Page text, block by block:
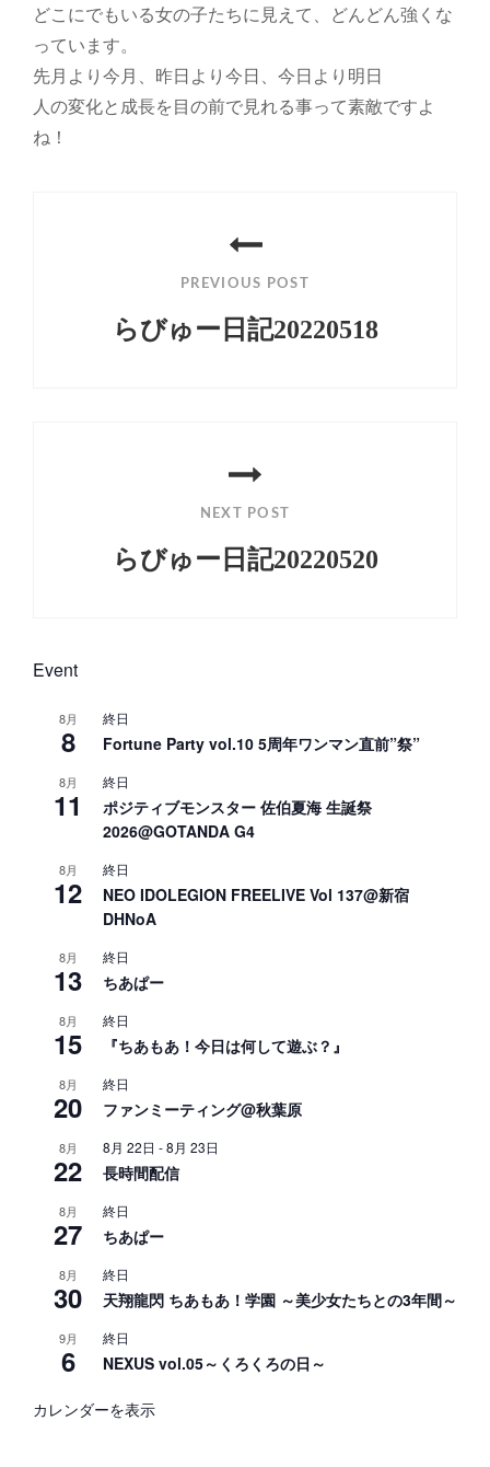
どこにでもいる女の子たちに見えて、どんどん強くな
っています。
先月より今月、昨日より今日、今日より明日
人の変化と成長を目の前で見れる事って素敵ですよ
ね！
PREVIOUS POST
らびゅー日記20220518
NEXT POST
らびゅー日記20220520
Event
8月
8
終日
Fortune Party vol.10 5周年ワンマン直前”祭”
8月
11
終日
ポジティブモンスター 佐伯夏海 生誕祭
2026@GOTANDA G4
8月
12
終日
NEO IDOLEGION FREELIVE Vol 137@新宿
DHNoA
8月
13
終日
ちあぱー
8月
15
終日
『ちあもあ！今日は何して遊ぶ？』
8月
20
終日
ファンミーティング@秋葉原
8月
22
8月 22日 -8月 23日
長時間配信
8月
27
終日
ちあぱー
8月
30
終日
天翔龍閃 ちあもあ！学園 ～美少女たちとの3年間～
9月
6
終日
NEXUS vol.05～くろくろの日～
カレンダーを表示